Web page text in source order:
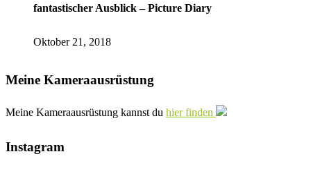
fantastischer Ausblick – Picture Diary
Oktober 21, 2018
Meine Kameraausrüstung
Meine Kameraausrüstung kannst du hier finden
Instagram